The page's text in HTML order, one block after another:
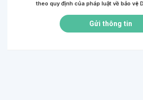
theo quy định của pháp luật về bảo vệ
Gửi thông tin